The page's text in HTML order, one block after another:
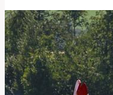
a
jak
to
říct